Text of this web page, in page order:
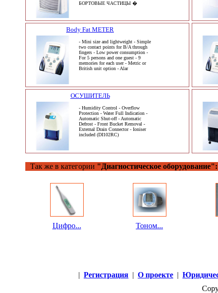
БОРТОВЫЕ ЧАСТИЦЫ �
Body Fat METER
- Mini size and lightweight - Simple
two contact points for B/A through
fingers - Low power consumption -
For 5 persons and one guest - 9
memories for each user - Metric or
British unit option - Alar
ОСУШИТЕЛЬ
- Humidity Control - Overflow
Protection - Water Full Indication -
Automatic Shut-off - Automatic
Defrost - Front Bucket Removal -
External Drain Connector - Ioniser
included (DI102RC)
Так же в категории "Диагностическое оборудование":
Цифро... Тоном...
| Регистрация | О проекте |